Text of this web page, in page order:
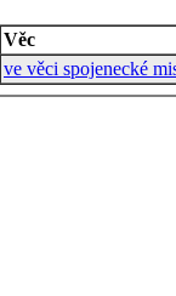
Věc
ve věci spojenecké